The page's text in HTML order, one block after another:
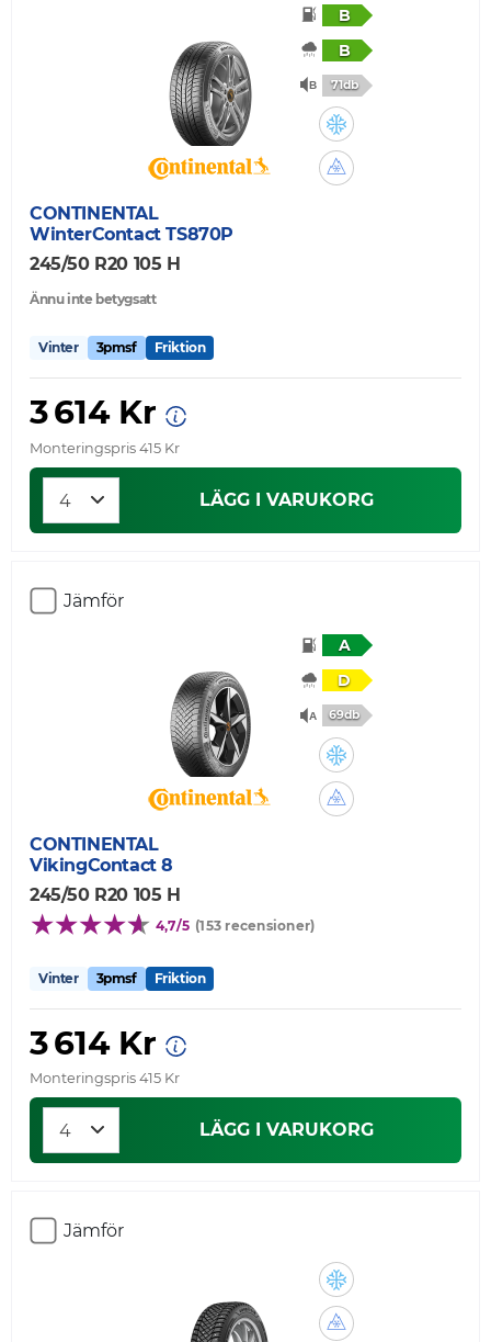
B
B
71db
CONTINENTAL
WinterContact TS870P
245/50 R20 105 H
Ännu inte betygsatt
Vinter 3pmsf Friktion
3 614 Kr
Monteringspris 415 Kr
LÄGG I VARUKORG
Jämför
A
D
69db
CONTINENTAL
VikingContact 8
245/50 R20 105 H
4,7/5 (153 recensioner)
Vinter 3pmsf Friktion
3 614 Kr
Monteringspris 415 Kr
LÄGG I VARUKORG
Jämför